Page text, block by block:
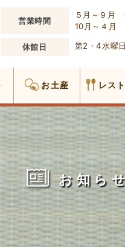
営業時間
５月～９月
10月～４月
休館日 第2・4水曜
お土産 レス
お知ら